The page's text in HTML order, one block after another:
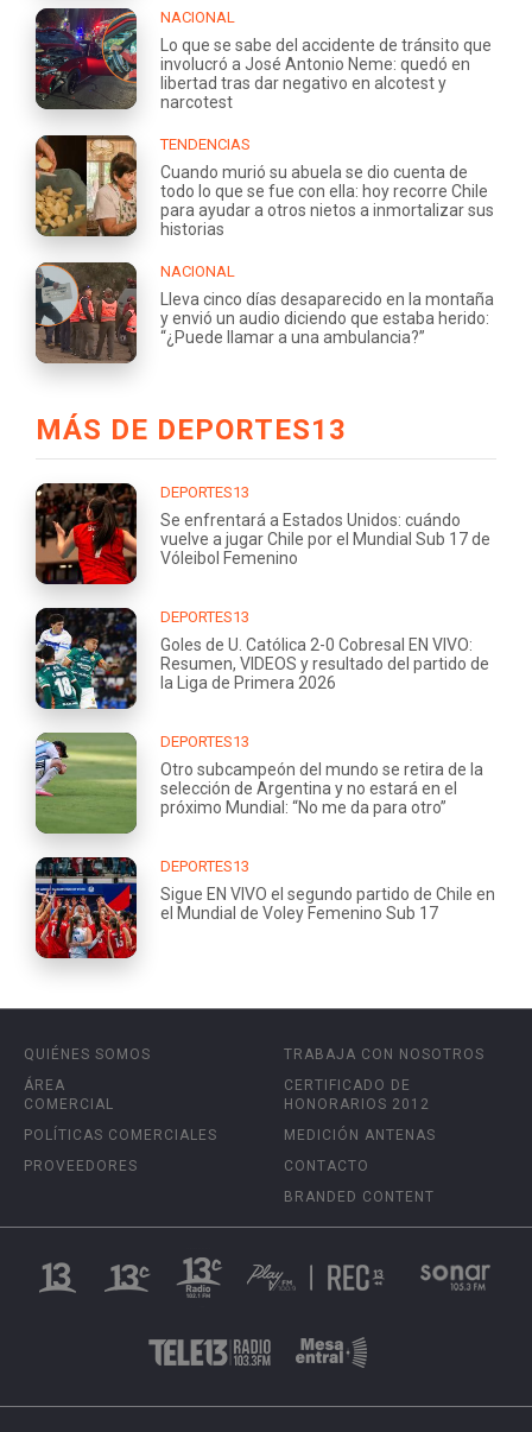
NACIONAL
Lo que se sabe del accidente de tránsito que
involucró a José Antonio Neme: quedó en
libertad tras dar negativo en alcotest y
narcotest
TENDENCIAS
Cuando murió su abuela se dio cuenta de
todo lo que se fue con ella: hoy recorre Chile
para ayudar a otros nietos a inmortalizar sus
historias
NACIONAL
Lleva cinco días desaparecido en la montaña
y envió un audio diciendo que estaba herido:
“¿Puede llamar a una ambulancia?”
MÁS DE DEPORTES13
DEPORTES13
Se enfrentará a Estados Unidos: cuándo
vuelve a jugar Chile por el Mundial Sub 17 de
Vóleibol Femenino
DEPORTES13
Goles de U. Católica 2-0 Cobresal EN VIVO:
Resumen, VIDEOS y resultado del partido de
la Liga de Primera 2026
DEPORTES13
Otro subcampeón del mundo se retira de la
selección de Argentina y no estará en el
próximo Mundial: “No me da para otro”
DEPORTES13
Sigue EN VIVO el segundo partido de Chile en
el Mundial de Voley Femenino Sub 17
QUIÉNES SOMOS
ÁREA
COMERCIAL
POLÍTICAS COMERCIALES
PROVEEDORES
TRABAJA CON NOSOTROS
CERTIFICADO DE
HONORARIOS 2012
MEDICIÓN ANTENAS
CONTACTO
BRANDED CONTENT